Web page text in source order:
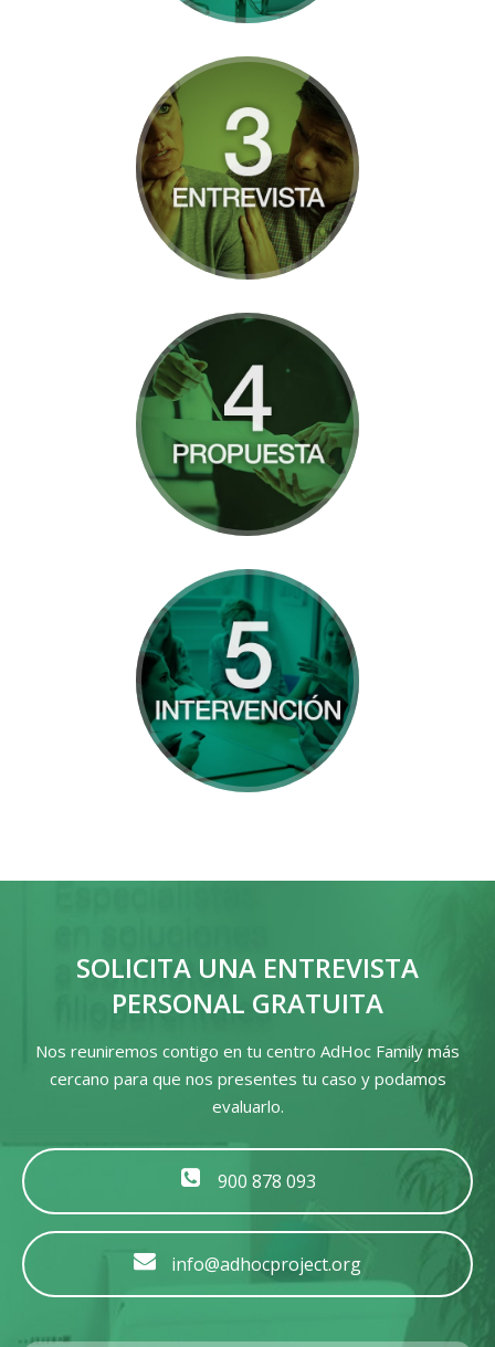
Entrevista inicial
gratuita, sin el menor.
Más información
Información y
propuesta de acciones
a desarrollar.
Más información
Inicio de la intervención
con la familia y el menor.
Más información
SOLICITA UNA ENTREVISTA
PERSONAL GRATUITA
Nos reuniremos contigo en tu centro AdHoc Family más
cercano para que nos presentes tu caso y podamos
evaluarlo.
900 878 093
info@adhocproject.org